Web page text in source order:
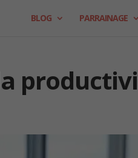
BLOG PARRAINAGE